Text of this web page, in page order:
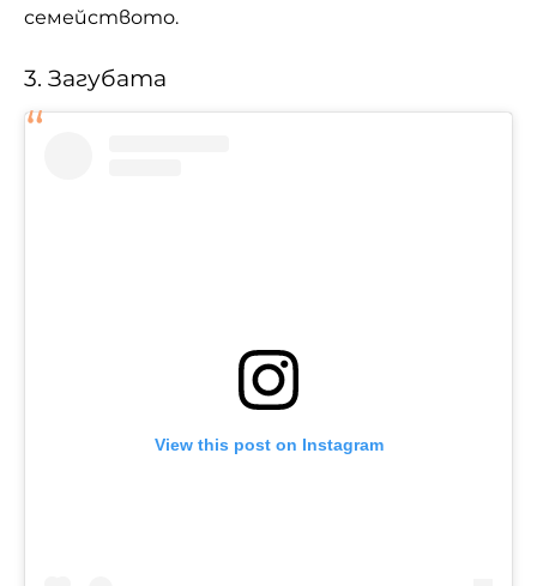
семейството.
3. Загубата
View this post on Instagram